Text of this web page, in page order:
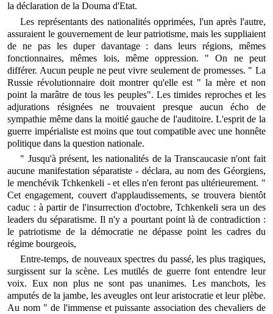
la déclaration de la Douma d'Etat.
Les représentants des nationalités opprimées, l'un après l'autre,
assuraient le gouvernement de leur patriotisme, mais les suppliaient
de ne pas les duper davantage : dans leurs régions, mêmes
fonctionnaires, mêmes lois, même oppression. " On ne peut
différer. Aucun peuple ne peut vivre seulement de promesses. " La
Russie révolutionnaire doit montrer qu'elle est " la mère et non
point la marâtre de tous les peuples". Les timides reproches et les
adjurations résignées ne trouvaient presque aucun écho de
sympathie même dans la moitié gauche de l'auditoire. L'esprit de la
guerre impérialiste est moins que tout compatible avec une honnête
politique dans la question nationale.
" Jusqu'à présent, les nationalités de la Transcaucasie n'ont fait
aucune manifestation séparatiste - déclara, au nom des Géorgiens,
le menchévik Tchkenkeli - et elles n'en feront pas ultérieurement. "
Cet engagement, couvert d'applaudissements, se trouvera bientôt
caduc : à partir de l'insurrection d'octobre, Tchkenkeli sera un des
leaders du séparatisme. Il n'y a pourtant point là de contradiction :
le patriotisme de la démocratie ne dépasse point les cadres du
régime bourgeois,
Entre-temps, de nouveaux spectres du passé, les plus tragiques,
surgissent sur la scène. Les mutilés de guerre font entendre leur
voix. Eux non plus ne sont pas unanimes. Les manchots, les
amputés de la jambe, les aveugles ont leur aristocratie et leur plèbe.
Au nom " de l'immense et puissante association des chevaliers de